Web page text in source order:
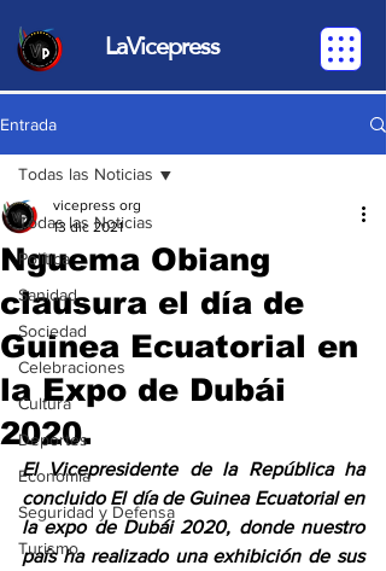
LaVicepress
Entrada
Todas las Noticias
Política
Sanidad
Sociedad
Celebraciones
Cultura
Deportes
Economia
Seguridad y Defensa
Turismo
Todas las Noticias
Nguema Obiang
clausura el día de
Guinea Ecuatorial en
la Expo de Dubái
2020.
vicepress org
13 dic 2021
El Vicepresidente de la República ha
concluido El día de Guinea Ecuatorial en
la expo de Dubái 2020, donde nuestro
país ha realizado una exhibición de sus